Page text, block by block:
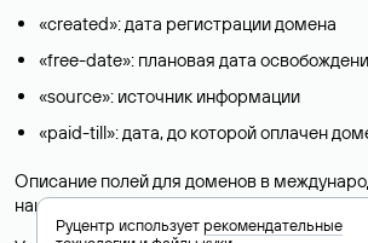
«created»: дата регистрации домена
«free-date»: плановая дата
«source»: источник информации
«paid-till»: дата, до которой оплачен
Описание полей для доменов в
национальных доменах представлены в
Руцентр используетрекомендательные